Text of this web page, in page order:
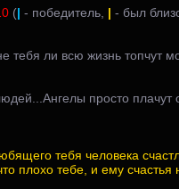
(| - победитель, | - был
тебя ли всю жизнь топчут
просто
тебя человека
плохо тебе, и ему счастья